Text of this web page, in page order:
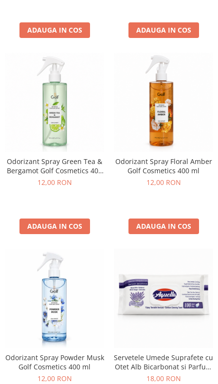
ADAUGA IN COS ADAUGA IN COS
Odorizant Spray Green Tea &
Bergamot Golf Cosmetics 400
ml
12,00 RON
ADAUGA IN COS
Odorizant Spray Floral Amber
Golf Cosmetics 400 ml
12,00 RON
ADAUGA IN COS
Odorizant Spray Powder Musk
Golf Cosmetics 400 ml
12,00 RON
Servetele Umede Suprafete cu
Otet Alb Bicarbonat si Parfum
de Lavanda Aquella 100 buc
18,00 RON